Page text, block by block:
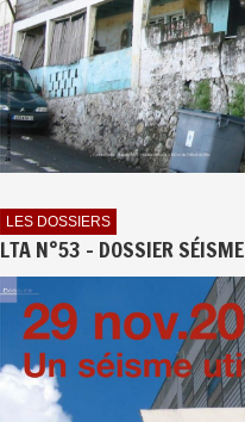
LES DOSSIERS
LTA N°53 - DOSSIER SÉISME